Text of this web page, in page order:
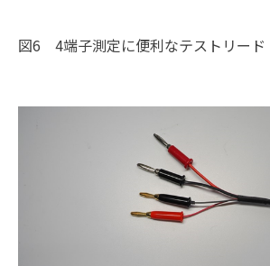
図6 4端子測定に便利なテストリード